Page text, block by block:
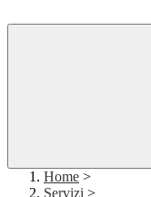
Home >
Servizi >